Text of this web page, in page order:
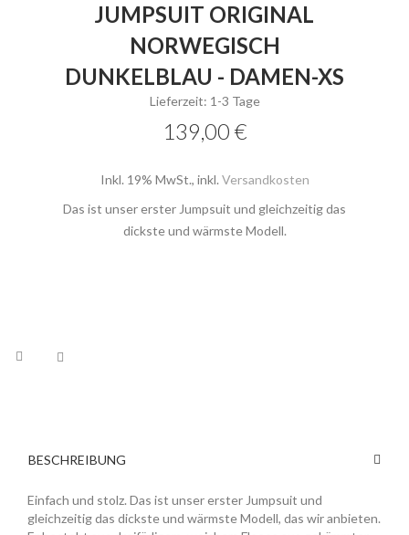
JUMPSUIT ORIGINAL
NORWEGISCH
DUNKELBLAU - DAMEN-XS
Lieferzeit: 1-3 Tage
139,00 €
Inkl. 19% MwSt., inkl. Versandkosten
Das ist unser erster Jumpsuit und gleichzeitig das
dickste und wärmste Modell.
BESCHREIBUNG
Einfach und stolz. Das ist unser erster Jumpsuit und
gleichzeitig das dickste und wärmste Modell, das wir anbieten.